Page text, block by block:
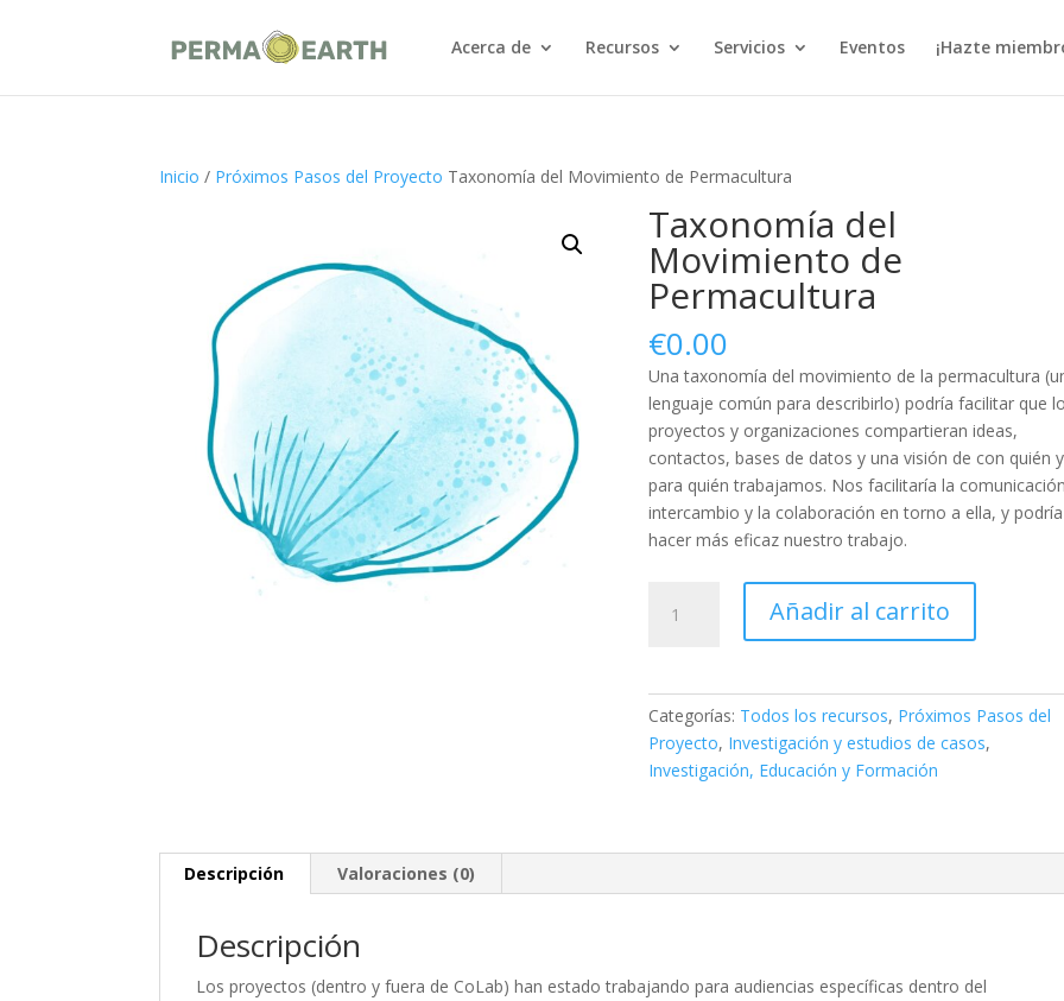
Acerca de Recursos Servicios Eventos ¡Hazte
Inicio / Próximos Pasos del Proyecto Taxonomía del Movimiento de Permacultura
Taxonomía del
Movimiento de
Permacultura
€0.00
Una taxonomía del movimiento de la permacultura
lenguaje común para describirlo) podría facilitar que
proyectos y organizaciones compartieran ideas,
contactos, bases de datos y una visión de con quién y
para quién trabajamos. Nos facilitaría la
intercambio y la colaboración en torno a ella, y podría
hacer más eficaz nuestro trabajo.
Movement
cantidad
Añadir al carrito
Categorías: Todos los recursos, Próximos Pasos del
Proyecto, Investigación y estudios de casos,
Investigación, Educación y Formación
Descripción Valoraciones (0)
Descripción
Los proyectos (dentro y fuera de CoLab) han estado trabajando para audiencias específicas dentro del